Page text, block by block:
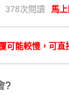
378次閱讀 馬
能較慢，可直
?